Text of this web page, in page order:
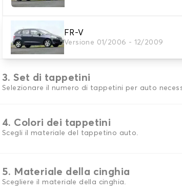
FR-V
Versione 01/2006 - 12/2009
2. Materiale
Scegli il materiale del tappetini auto
3. Set di tappetini
Selezionare il numero di tappetini per auto
4. Colori dei tappetini
Scegli il materiale del tappetino auto.
5. Materiale della cinghia
Scegliere il materiale della cinghia.